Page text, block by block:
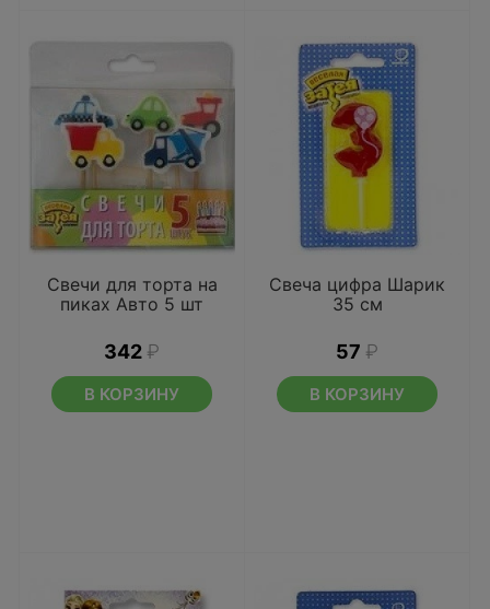
Свечи для торта на
пиках Авто 5 шт
342 ₽
В КОРЗИНУ
Свеча цифра Шарик
35 см
57 ₽
В КОРЗИНУ